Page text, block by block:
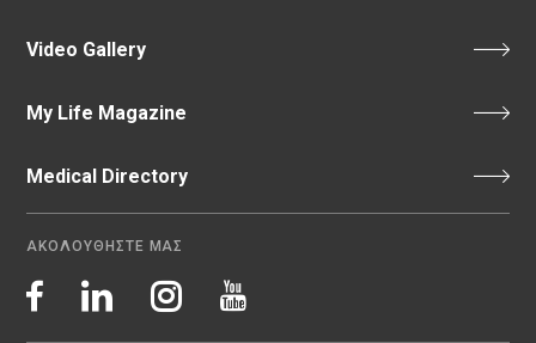
Video Gallery
My Life Magazine
Medical Directory
ΑΚΟΛΟΥΘΗΣΤΕ ΜΑΣ